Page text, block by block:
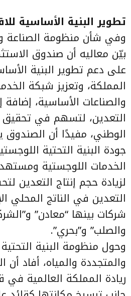
تطوير البنية الأساسية
وفي شأن منظومة الصناعة
بيّن معاليه أن صندوق
على دعم تطوير البنية
المملكة، وتعزيز شبكة
والصناعات الأساسية، إضافة
التعدين، لتسهم في
الوطني، مفيدًا أن
جودة البنية التحتية
الخدمات اللوجستية
لزيادة حجم إنتاج التعدين
التعدين في الناتج المحلي
شركات بينها “معادن”
والصلب” و”بحري”.
وحول منظومة البنية
والمتجددة والمياه، أفاد
ريادة المملكة العالمية